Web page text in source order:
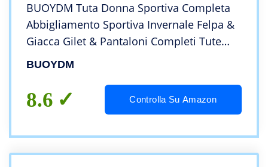
BUOYDM Tuta Donna Sportiva Completa
Abbigliamento Sportiva Invernale Felpa &
Giacca Gilet & Pantaloni Completi Tute
Sportiva, Grigio S
BUOYDM
8.6 Controlla Su Amazon